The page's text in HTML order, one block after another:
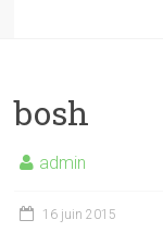
bosh
admin
16 juin 2015